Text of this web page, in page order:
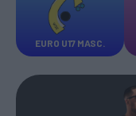
EURO U17 MASC.